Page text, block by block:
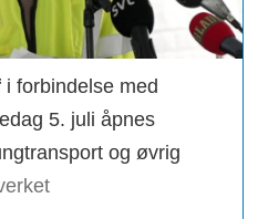
i forbindelse med
5. juli åpnes
og øvrig